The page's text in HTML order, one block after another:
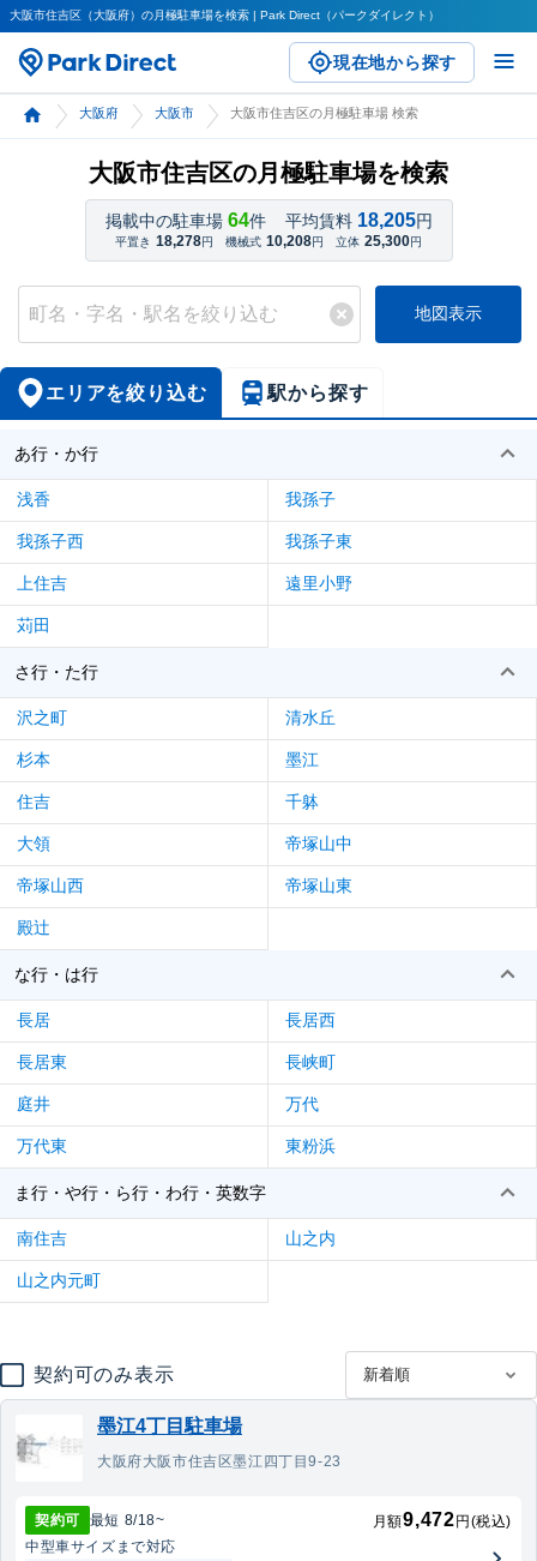
大阪市住吉区（大阪府）の月極駐車場を検索 | Park Direct（パークダイレクト）
現在地から探す
大阪府 大阪市 大阪市住吉区の月極駐車場 検索
大阪市住吉区の月極駐車場を検索
掲載中の駐車場 64件 平均賃料 18,205円
平置き 18,278円 機械式 10,208円 立体 25,300円
地図表示
エリアを絞り込む 駅から探す
あ行・か行
浅香 我孫子
我孫子西 我孫子東
上住吉 遠里小野
苅田
さ行・た行
沢之町 清水丘
杉本 墨江
住吉 千躰
大領 帝塚山中
帝塚山西 帝塚山東
殿辻
な行・は行
長居 長居西
長居東 長峡町
庭井 万代
万代東 東粉浜
ま行・や行・ら行・わ行・英数字
南住吉 山之内
山之内元町
契約可のみ表示
墨江4丁目駐車場
大阪府大阪市住吉区墨江四丁目9-23
契約可 最短 8/18~ 月額9,472 円(税込)
中型車サイズまで対応